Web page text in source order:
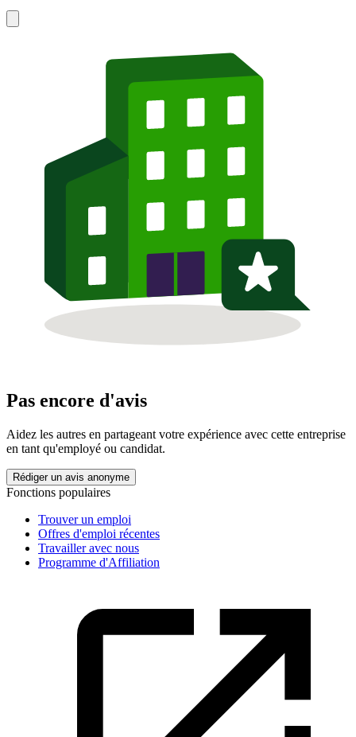
Pas encore d'avis
Aidez les autres en partageant votre expérience avec cette entreprise
en tant qu'employé ou candidat.
Rédiger un avis anonyme
Fonctions populaires
Trouver un emploi
Offres d'emploi récentes
Travailler avec nous
Programme d'Affiliation